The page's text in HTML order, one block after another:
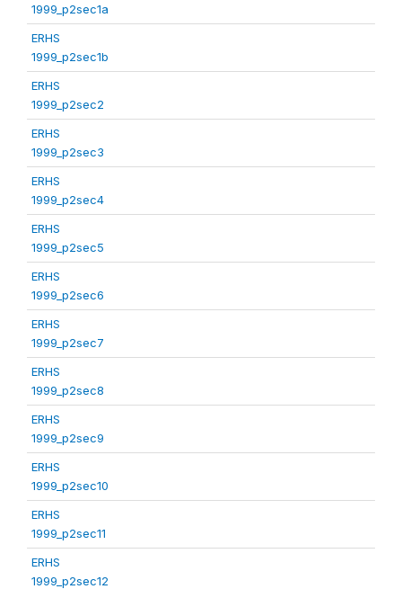
1999_p2sec1a
ERHS
1999_p2sec1b
ERHS
1999_p2sec2
ERHS
1999_p2sec3
ERHS
1999_p2sec4
ERHS
1999_p2sec5
ERHS
1999_p2sec6
ERHS
1999_p2sec7
ERHS
1999_p2sec8
ERHS
1999_p2sec9
ERHS
1999_p2sec10
ERHS
1999_p2sec11
ERHS
1999_p2sec12